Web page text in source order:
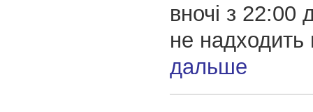
вночі з 22:00
не
дальше